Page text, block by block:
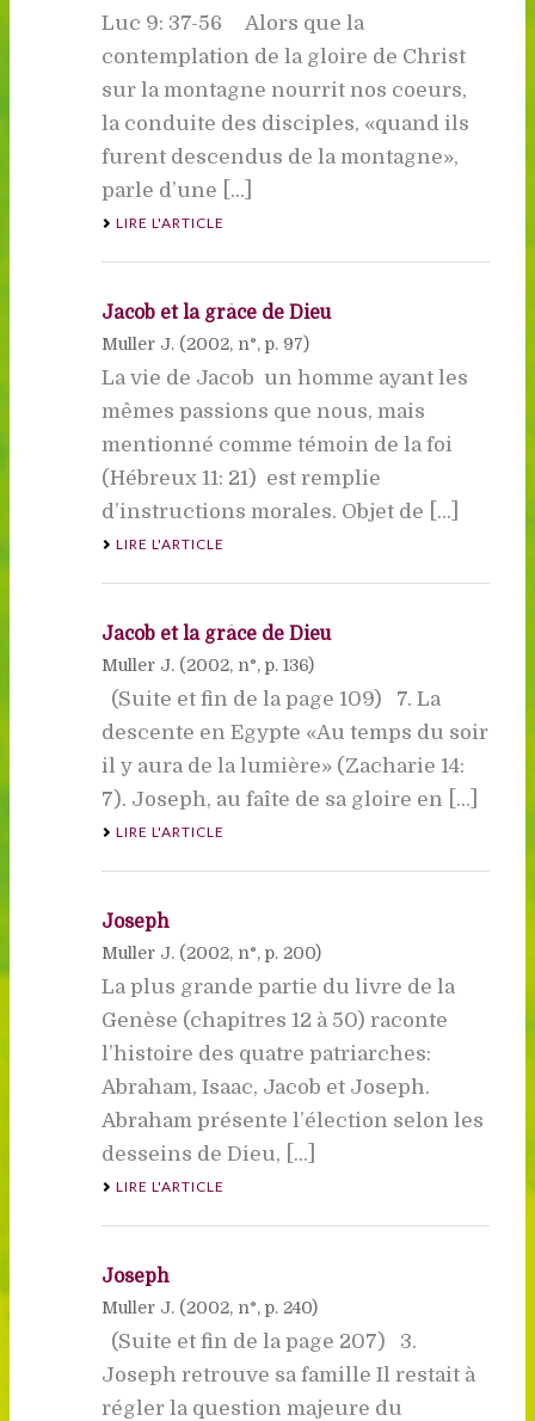
Luc 9: 37-56 Alors que la
contemplation de la gloire de Christ
sur la montagne nourrit nos coeurs,
la conduite des disciples, «quand ils
furent descendus de la montagne»,
parle d’une [...]
LIRE L'ARTICLE
Jacob et la grâce de Dieu
Muller J. (2002, n°, p. 97)
La vie de Jacob  un homme ayant les
mêmes passions que nous, mais
mentionné comme témoin de la foi
(Hébreux 11: 21)  est remplie
d’instructions morales. Objet de [...]
LIRE L'ARTICLE
Jacob et la grâce de Dieu
Muller J. (2002, n°, p. 136)
(Suite et fin de la page 109) 7. La
descente en Egypte «Au temps du soir
il y aura de la lumière» (Zacharie 14:
7). Joseph, au faîte de sa gloire en [...]
LIRE L'ARTICLE
Joseph
Muller J. (2002, n°, p. 200)
La plus grande partie du livre de la
Genèse (chapitres 12 à 50) raconte
l’histoire des quatre patriarches:
Abraham, Isaac, Jacob et Joseph.
Abraham présente l’élection selon les
desseins de Dieu, [...]
LIRE L'ARTICLE
Joseph
Muller J. (2002, n°, p. 240)
(Suite et fin de la page 207) 3.
Joseph retrouve sa famille Il restait à
régler la question majeure du